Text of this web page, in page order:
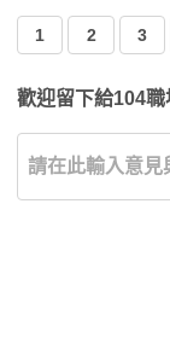
1 2 3
歡迎留下給104